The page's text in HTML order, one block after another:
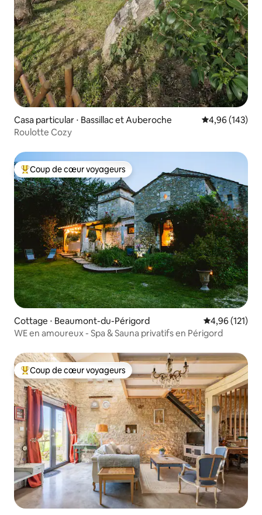
Casa particular ⋅ Bassillac et Auberoche Évaluation
4,96 (143)
Roulotte Cozy
Coups de cœur voyageurs les plus appréciés
Coup de cœur voyageurs
Cottage ⋅ Beaumont-du-Périgord Évaluation
4,96 (121)
WE en amoureux - Spa & Sauna privatifs en Périgord
Coups de cœur voyageurs les plus appréciés
Coup de cœur voyageurs